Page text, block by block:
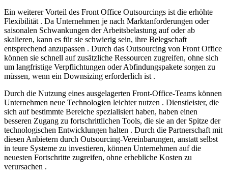
Ein weiterer Vorteil des Front Office Outsourcings ist die erhöhte
Flexibilität . Da Unternehmen je nach Marktanforderungen oder
saisonalen Schwankungen der Arbeitsbelastung auf oder ab
skalieren, kann es für sie schwierig sein, ihre Belegschaft
entsprechend anzupassen . Durch das Outsourcing von Front Office
können sie schnell auf zusätzliche Ressourcen zugreifen, ohne sich
um langfristige Verpflichtungen oder Abfindungspakete sorgen zu
müssen, wenn ein Downsizing erforderlich ist .
Durch die Nutzung eines ausgelagerten Front-Office-Teams können
Unternehmen neue Technologien leichter nutzen . Dienstleister, die
sich auf bestimmte Bereiche spezialisiert haben, haben einen
besseren Zugang zu fortschrittlichen Tools, die sie an der Spitze der
technologischen Entwicklungen halten . Durch die Partnerschaft mit
diesen Anbietern durch Outsourcing-Vereinbarungen, anstatt selbst
in teure Systeme zu investieren, können Unternehmen auf die
neuesten Fortschritte zugreifen, ohne erhebliche Kosten zu
verursachen .